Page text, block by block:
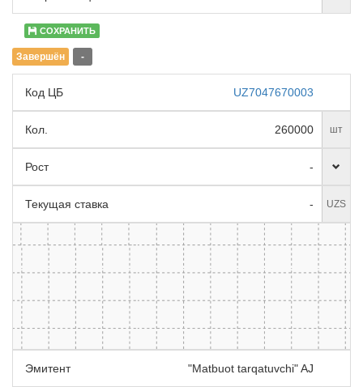
СОХРАНИТЬ
Завершён -
Код ЦБ UZ7047670003
Кол. 260000 шт
Рост -
Текущая ставка - UZS
Эмитент "Matbuot tarqatuvchi" AJ